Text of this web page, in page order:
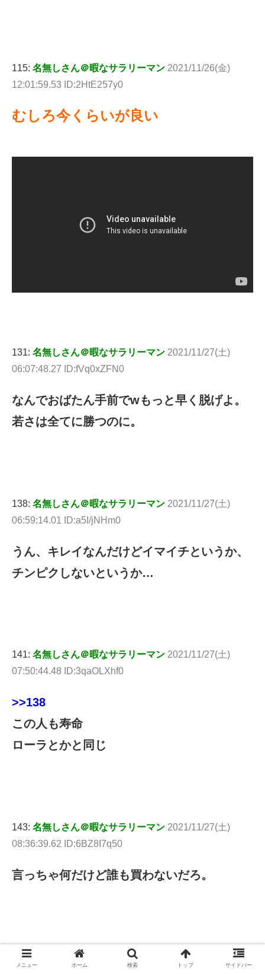
115: 名無しさん＠暇なサラリーマン 2021/11/26(金)
12:01:59.53 ID:2HtE257y0
むしろ今くらいが良い
131: 名無しさん＠暇なサラリーマン 2021/11/27(土)
06:07:48.27 ID:fVq0xZFN0
なんでおばたん手前でwもっと早く脱げよ。
若さは全てに勝つのに。
138: 名無しさん＠暇なサラリーマン 2021/11/27(土)
06:59:14.01 ID:a5I/jNHm0
うん、キレイなんだけどイマイチというか、
チンピクしないというか…
141: 名無しさん＠暇なサラリーマン 2021/11/27(土)
07:50:44.48 ID:3qaOLXhf0
>>138
この人も寿命
ローラとかと同じ
143: 名無しさん＠暇なサラリーマン 2021/11/27(土)
08:36:39.62 ID:6BZ8I7q50
言っちゃ何だけど誰も買わないだろ。
元スレ： https://hayabusa3.2ch.sc/test/read.cgi/mnewsplus/1637879741/
メニュー ホーム 検索 トップ サイドバー